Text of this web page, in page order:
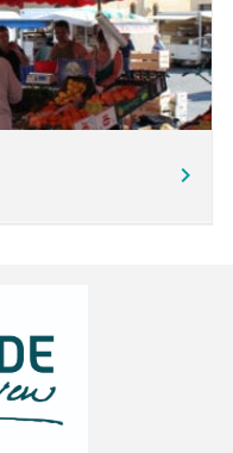
chevron_right